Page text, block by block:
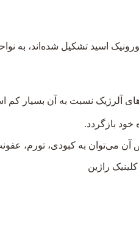
اسید تشکیل شده‌اند، به
آلرژیک نسبت به آن بسیار کم
بازگردد.
می‌توان به کبودی، تورم،